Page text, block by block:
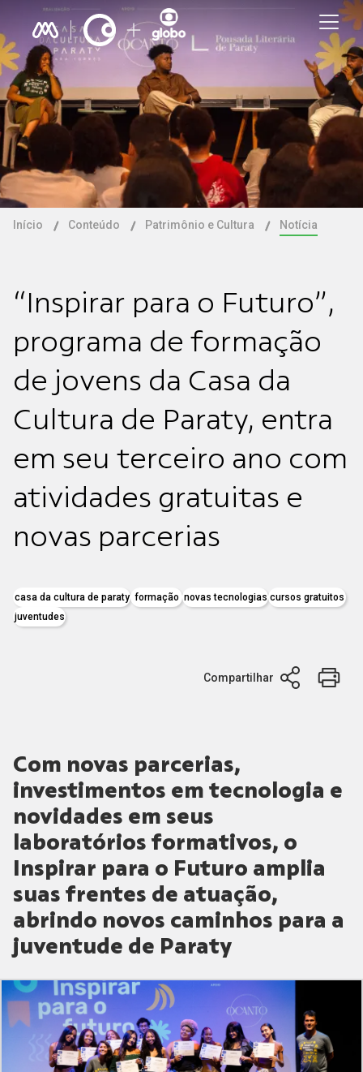
Início Conteúdo Patrimônio e Cultura Notícia
“Inspirar para o Futuro”,
programa de formação
de jovens da Casa da
Cultura de Paraty, entra
em seu terceiro ano com
atividades gratuitas e
novas parcerias
casa da cultura de paraty formação novas tecnologias cursos gratuitos
juventudes
Compartilhar
Com novas parcerias,
investimentos em tecnologia e
novidades em seus
laboratórios formativos, o
Inspirar para o Futuro amplia
suas frentes de atuação,
abrindo novos caminhos para a
juventude de Paraty